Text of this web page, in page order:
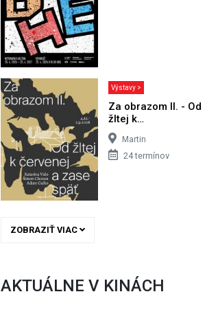
Výstavy >
Za obrazom II. - Od
žltej k…
Martin
24 termínov
ZOBRAZIŤ VIAC
AKTUÁLNE V KINÁCH